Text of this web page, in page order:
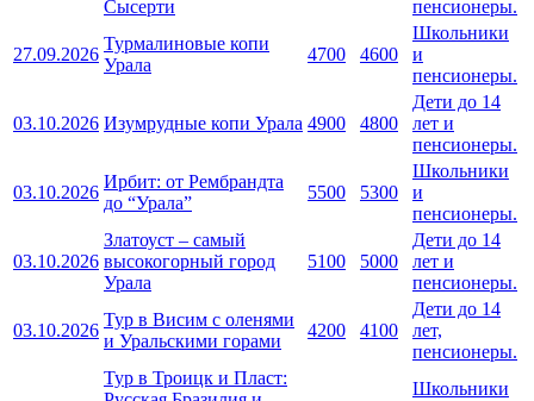
Сысерти пенсионеры.
27.09.2026
Турмалиновые копи
Урала
4700 4600
Школьники
и
пенсионеры.
03.10.2026 Изумрудные копи Урала 4900 4800
Дети до 14
лет и
пенсионеры.
03.10.2026
Ирбит: от Рембрандта
до “Урала”
5500 5300
Школьники
и
пенсионеры.
03.10.2026
Златоуст – самый
высокогорный город
Урала
5100 5000
Дети до 14
лет и
пенсионеры.
03.10.2026
Тур в Висим с оленями
и Уральскими горами
4200 4100
Дети до 14
лет,
пенсионеры.
Тур в Троицк и Пласт:
Школьники